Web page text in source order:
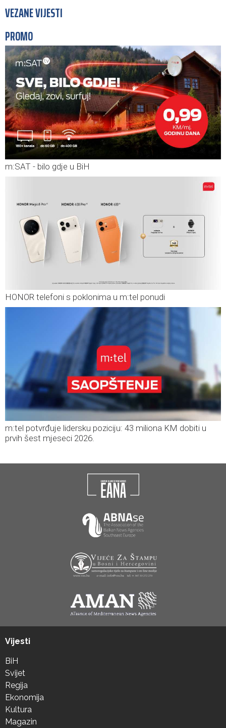
VEZANE VIJESTI
PROMO
m:SAT - bilo gdje u BiH
HONOR telefoni s poklonima u m:tel ponudi
m:tel potvrđuje lidersku poziciju: 43 miliona KM dobiti u
prvih šest mjeseci 2026.
Vijesti
BiH
Svijet
Regija
Ekonomija
Kultura
Magazin